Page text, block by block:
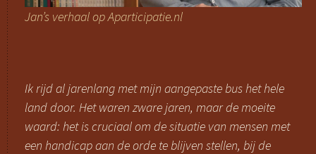
Jan’s verhaal op Aparticipatie.nl
Ik rijd al jarenlang met mijn aangepaste bus het hele
land door. Het waren zware jaren, maar de moeite
waard: het is cruciaal om de situatie van mensen met
een handicap aan de orde te blijven stellen, bij de